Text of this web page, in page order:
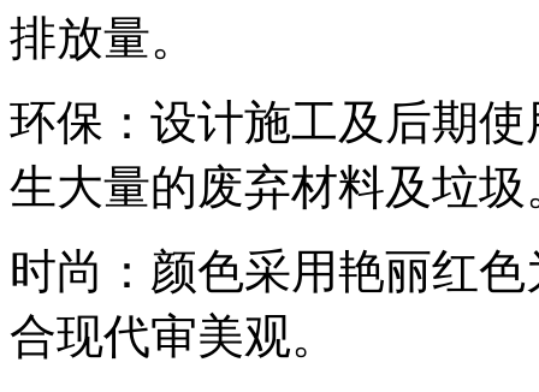
排放量。
环保：设计施工及后期
生大量的废弃材料及垃圾
时尚：颜色采用艳丽红
合现代审美观。